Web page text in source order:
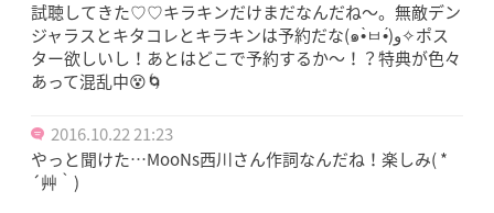
試聴してきた♡♡キラキンだけまだなんだね～。無敵デン
ジャラスとキタコレとキラキンは予約だな(๑•̀ㅂ•́)و✧ポス
ター欲しいし！あとはどこで予約するか～！？特典が色々
あって混乱中😵🌀
2016.10.22 21:23
やっと聞けた…MooNs西川さん作詞なんだね！楽しみ( *
´艸｀)